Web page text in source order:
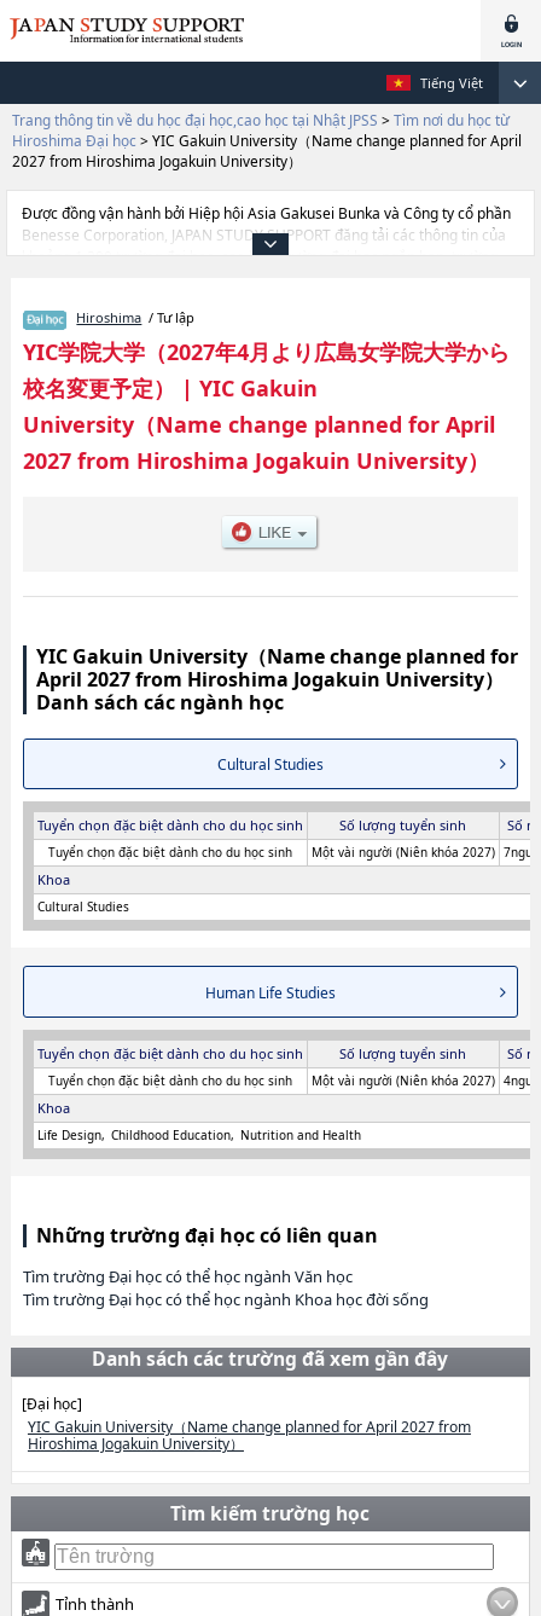
Tiếng Việt
Trang thông tin về du học đại học,cao học tại Nhật JPSS > Tìm nơi du học từ
Hiroshima Đại học > YIC Gakuin University（Name change planned for April
2027 from Hiroshima Jogakuin University）
Được đồng vận hành bởi Hiệp hội Asia Gakusei Bunka và Công ty cổ phần
Benesse Corporation, JAPAN STUDY SUPPORT đăng tải các thông tin của
khoảng 1.300 trường đại học, cao học, trường đại học ngắn hạn, trường
change planned for April 2027 from Hiroshima Jogakuin University）, và
thông tin cần thiết dành cho du học sinh, như là về các Ngành Cultural
StudieshoặcNgành Human Life Studies, thông tin về từng ngành học,
thông tin liên quan đến thi tuyển như số lượng tuyển sinh, số lượng trúng
Hiroshima / Tư lập
YIC学院大学（2027年4月より広島女学院大学から
校名変更予定）
| YIC Gakuin
University（Name change planned for April
2027 from Hiroshima Jogakuin University）
YIC Gakuin University（Name change planned for
April 2027 from Hiroshima Jogakuin University）
Danh sách các ngành học
Cultural Studies
Tuyển chọn đặc biệt dành cho du học sinh Số lượng tuyển sinh Số
Tuyển chọn đặc biệt dành cho du học sinh Một vài người (Niên khóa 2027)
Khoa
Cultural Studies
Human Life Studies
Tuyển chọn đặc biệt dành cho du học sinh Số lượng tuyển sinh Số
Tuyển chọn đặc biệt dành cho du học sinh Một vài người (Niên khóa 2027)
Khoa
Life Design Childhood Education Nutrition and Health
Những trường đại học có liên quan
Tìm trường Đại học có thể học ngành Văn học
Tìm trường Đại học có thể học ngành Khoa học đời sống
Danh sách các trường đã xem gần đây
[Đại học]
YIC Gakuin University（Name change planned for April 2027 from
Hiroshima Jogakuin University）
Tìm kiếm trường học
Tỉnh thành